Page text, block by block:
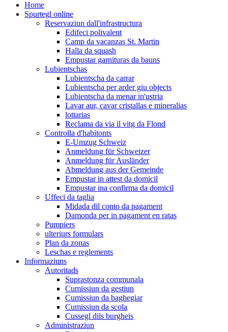
Home
Spurtegl online
Reservaziun dall'infrastructura
Edifeci polivalent
Camp da vacanzas St. Martin
Halla da squash
Empustar garnituras da bauns
Lubientschas
Lubientscha da carrar
Lubientscha per arder giu objects
Lubientscha da menar in'ustria
Lavar aur, cavar cristallas e mineralias
lottarias
Reclama da via il vitg da Flond
Controlla d'habitonts
E-Umzug Schweiz
Anmeldung für Schweizer
Anmeldung für Ausländer
Abmeldung aus der Gemeinde
Empustar in attest da domicil
Empustar ina confirma da domicil
Uffeci da taglia
Midada dil conto da pagament
Damonda per in pagament en ratas
Pumpiers
ulteriurs formulars
Plan da zonas
Leschas e reglements
Informaziuns
Autoritads
Suprastonza communala
Cumissiun da gestiun
Cumissiun da baghegiar
Cumissiun da scola
Cussegl dils burgheis
Administraziun